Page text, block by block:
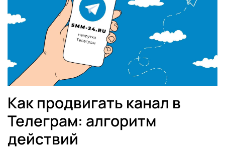
Как продвигать канал в
Телеграм: алгоритм
действий